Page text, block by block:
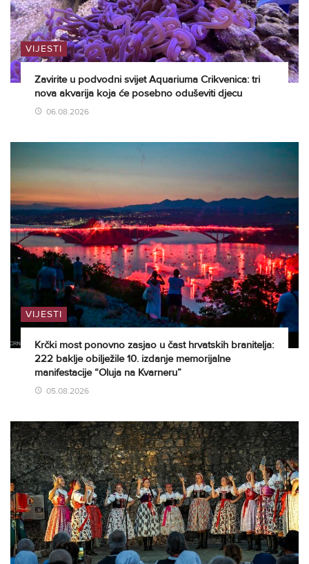
VIJESTI
Zavirite u podvodni svijet Aquariuma Crikvenica: tri
nova akvarija koja će posebno oduševiti djecu
06.08.2026
VIJESTI
Krčki most ponovno zasjao u čast hrvatskih branitelja:
222 baklje obilježile 10. izdanje memorijalne
manifestacije “Oluja na Kvarneru”
05.08.2026